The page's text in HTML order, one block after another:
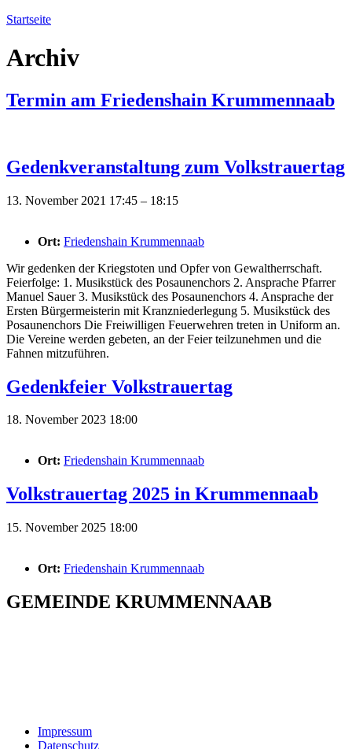
Startseite
Archiv
Termin am Friedenshain Krummennaab
Gedenkveranstaltung zum Volkstrauertag
13. November 2021 17:45 – 18:15
Ort: Friedenshain Krummennaab
Wir gedenken der Kriegstoten und Opfer von Gewaltherrschaft.
Feierfolge: 1. Musikstück des Posaunenchors 2. Ansprache Pfarrer
Manuel Sauer 3. Musikstück des Posaunenchors 4. Ansprache der
Ersten Bürgermeisterin mit Kranzniederlegung 5. Musikstück des
Posaunenchors Die Freiwilligen Feuerwehren treten in Uniform an.
Die Vereine werden gebeten, an der Feier teilzunehmen und die
Fahnen mitzuführen.
Gedenkfeier Volkstrauertag
18. November 2023 18:00
Ort: Friedenshain Krummennaab
Volkstrauertag 2025 in Krummennaab
15. November 2025 18:00
Ort: Friedenshain Krummennaab
GEMEINDE KRUMMENNAAB
Impressum
Datenschutz